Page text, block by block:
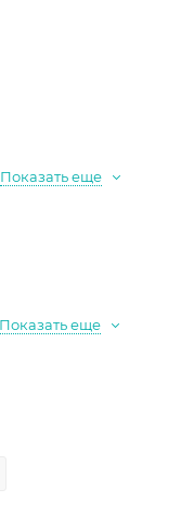
Показать еще
Показать еще